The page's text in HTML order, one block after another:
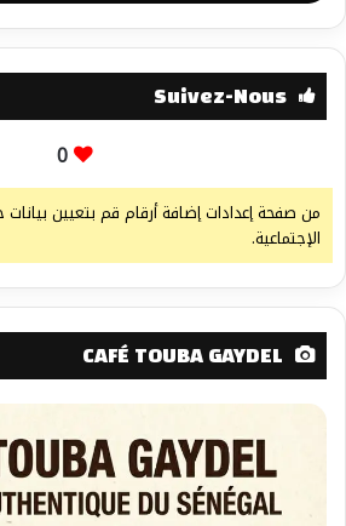
Suivez-Nous
0
من صفحة إعدادات إضافة أرقام قم بتعيين
الإجتماعية.
CAFÉ TOUBA GAYDEL